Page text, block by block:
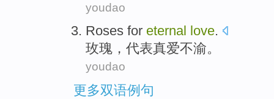
youdao
Roses for eternal love.
玫瑰 ， 代表真爱不渝。
youdao
更多双语例句